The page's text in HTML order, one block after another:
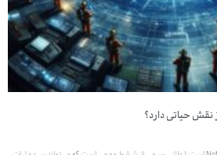
نقش حیاتی دارد؟